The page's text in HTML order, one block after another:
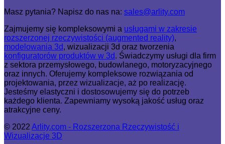
Masz pytania? Napisz do nas na: sales@arlity.com
Zajmujemy się kompleksowymi a usługami w zakresie
rozszerzonej rzeczywistości (augmented reality),
modelowania 3d, wizualizacji 3d oraz tworzenia
konfiguratorów produktów w 3d. Świadczymy usługi dla firm
z sektora przemysłowego, budowlanego, motoryzacyjnego
oraz innych. Oferujemy kompleksowe rozwiązania od
projektowania, przez wizualizacje, aż po realizację.
Jesteśmy elastyczni i dostosowujemy się do potrzeb
każdego klienta. Zapewniamy wysoką jakość usług oraz
atrakcyjne ceny.
© 2022 Arlity.com - Rozszerzona Rzeczywistość i
Wizualizacje 3D